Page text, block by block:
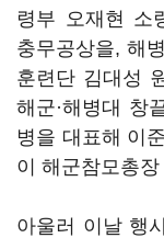
령부 오재현 소
충무공상을, 해
훈련단 김대성
해군·해병대 창
병을 대표해 이
이 해군참모총
아울러 이날 행